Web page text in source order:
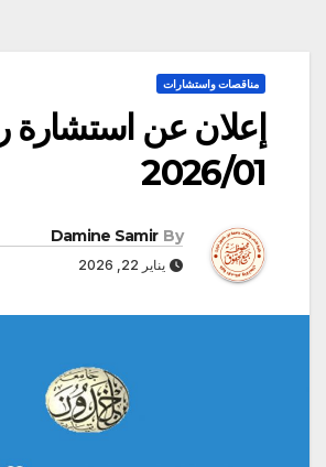
مناقصات واستشارات
إعلان عن استشارة
2026/01
By
Damine Samir
يناير 22, 2026